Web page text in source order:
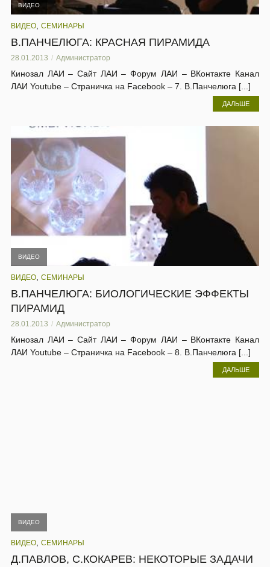
ВИДЕО
ВИДЕО СЕМИНАРЫ
В.ПАНЧЕЛЮГА: КРАСНАЯ ПИРАМИДА
28.01.2013 Администратор
Кинозал ЛАИ – Сайт ЛАИ – Форум ЛАИ – ВКонтакте Канал
ЛАИ Youtube – Страничка на Facebook – 7. В.Панчелюга [...]
ДАЛЬШЕ
ВИДЕО
ВИДЕО СЕМИНАРЫ
В.ПАНЧЕЛЮГА: БИОЛОГИЧЕСКИЕ ЭФФЕКТЫ
ПИРАМИД
28.01.2013 Администратор
Кинозал ЛАИ – Сайт ЛАИ – Форум ЛАИ – ВКонтакте Канал
ЛАИ Youtube – Страничка на Facebook – 8. В.Панчелюга [...]
ДАЛЬШЕ
ВИДЕО
ВИДЕО СЕМИНАРЫ
Д.ПАВЛОВ, С.КОКАРЕВ: НЕКОТОРЫЕ ЗАДАЧИ